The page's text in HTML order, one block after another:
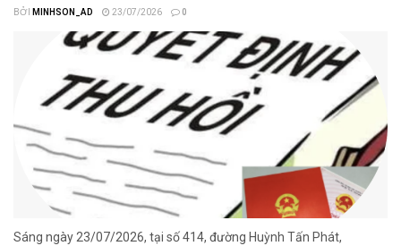
BỞI MINHSON_AD 23/07/2026 0
Sáng ngày 23/07/2026, tại số 414, đường Huỳnh Tấn Phát,